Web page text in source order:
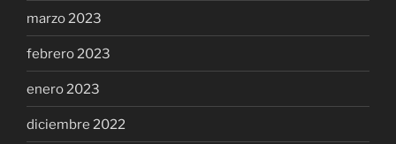
marzo 2023
febrero 2023
enero 2023
diciembre 2022